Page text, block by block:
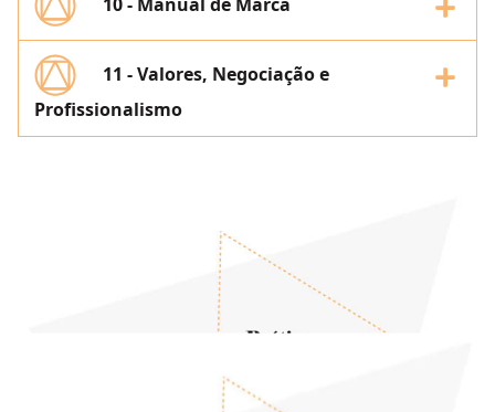
11 - Valores, Negociação e
Profissionalismo